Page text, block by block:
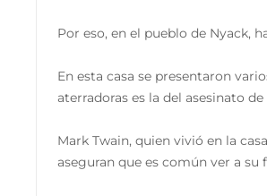
Por eso, en el pueblo de Nyack,
En esta casa se presentaron
aterradoras es la del asesinato
Mark Twain, quien vivió en la
aseguran que es común ver a su